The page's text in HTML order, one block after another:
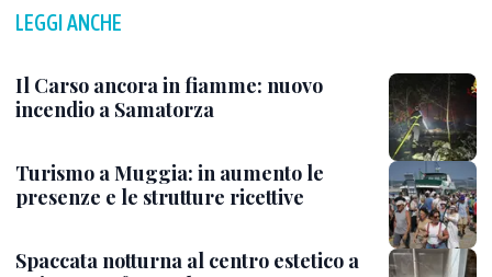
LEGGI ANCHE
Il Carso ancora in fiamme: nuovo
incendio a Samatorza
Turismo a Muggia: in aumento le
presenze e le strutture ricettive
Spaccata notturna al centro estetico a